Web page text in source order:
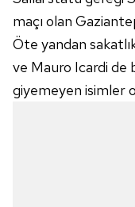
kılınması ve
reklam/pazarlama
sınırlı olarak açık
Çerezlere ilişkin
maçı olan
Öte yandan
ve Mauro Icardi de
giyemeyen isimler